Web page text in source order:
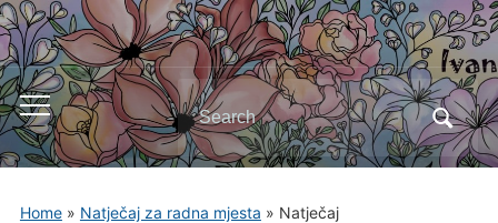
Toggle
mobile
menu
Search
for:
Home» Natječaj za radna mjesta » Natječaj